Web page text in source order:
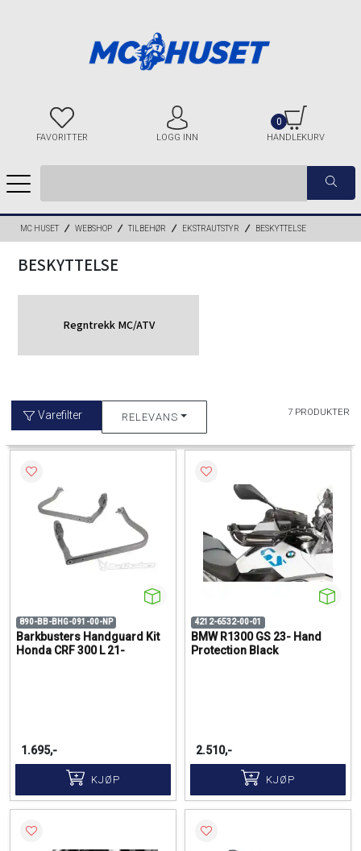
FAVORITTER LOGG INN HANDLEKURV
0
MC HUSET WEBSHOP TILBEHØR EKSTRAUTSTYR BESKYTTELSE
BESKYTTELSE
Regntrekk MC/ATV
Varefilter RELEVANS 7 PRODUKTER
890-BB-BHG-091-00-NP
Barkbusters Handguard Kit
Honda CRF 300 L 21-
1.695,-
KJØP
4212-6532-00-01
BMW R1300 GS 23- Hand
Protection Black
2.510,-
KJØP